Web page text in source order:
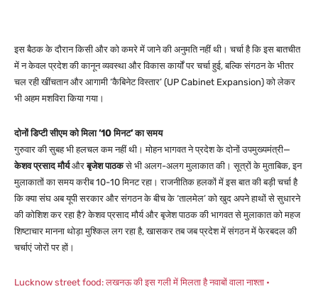
इस बैठक के दौरान किसी और को कमरे में जाने की अनुमति नहीं थी। चर्चा है कि इस बातचीत
में न केवल प्रदेश की कानून व्यवस्था और विकास कार्यों पर चर्चा हुई, बल्कि संगठन के भीतर
चल रही खींचतान और आगामी ‘कैबिनेट विस्तार’ (UP Cabinet Expansion) को लेकर
भी अहम मशविरा किया गया।
दोनों डिप्टी सीएम को मिला ’10 मिनट’ का समय
गुरुवार की सुबह भी हलचल कम नहीं थी। मोहन भागवत ने प्रदेश के दोनों उपमुख्यमंत्री—
केशव प्रसाद मौर्यऔरबृजेश पाठकसे भी अलग-अलग मुलाकात की। सूत्रों के मुताबिक, इन
मुलाकातों का समय करीब 10-10 मिनट रहा। राजनीतिक हलकों में इस बात की बड़ी चर्चा है
कि क्या संघ अब यूपी सरकार और संगठन के बीच के ‘तालमेल’ को खुद अपने हाथों से सुधारने
की कोशिश कर रहा है? केशव प्रसाद मौर्य और बृजेश पाठक की भागवत से मुलाकात को महज
शिष्टाचार मानना थोड़ा मुश्किल लग रहा है, खासकर तब जब प्रदेश में संगठन में फेरबदल की
चर्चाएं जोरों पर हों।
Lucknow street food: लखनऊ की इस गली में मिलता है नवाबों वाला नाश्ता •